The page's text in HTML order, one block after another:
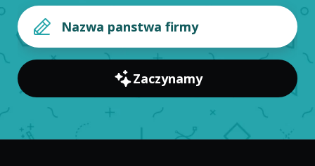
Zaczynamy